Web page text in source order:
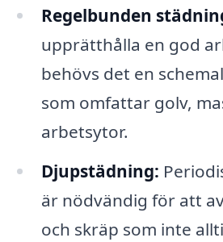
Regelbunden
upprätthålla en god
behövs det en
som omfattar golv,
arbetsytor.
Djupstädning:
är nödvändig för att
och skräp som inte